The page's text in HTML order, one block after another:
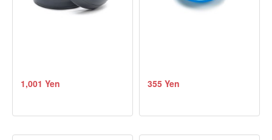
1,001 Yen 355 Yen